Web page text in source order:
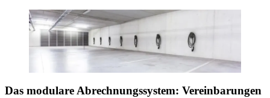
Das modulare Abrechnungssystem: Vereinbarungen